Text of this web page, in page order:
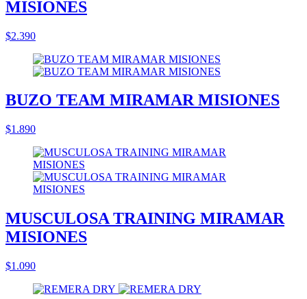
MISIONES
$2.390
BUZO TEAM MIRAMAR MISIONES
$1.890
MUSCULOSA TRAINING MIRAMAR
MISIONES
$1.090